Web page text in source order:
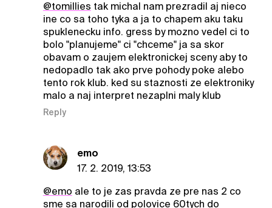
@tomillies tak michal nam prezradil aj nieco
ine co sa toho tyka a ja to chapem aku taku
spuklenecku info. gress by mozno vedel ci to
bolo "planujeme" ci "chceme" ja sa skor
obavam o zaujem elektronickej sceny aby to
nedopadlo tak ako prve pohody poke alebo
tento rok klub. ked su staznosti ze elektroniky
malo a naj interpret nezaplni maly klub
Reply
emo
17. 2. 2019, 13:53
@emo ale to je zas pravda ze pre nas 2 co
sme sa narodili od polovice 60tych do